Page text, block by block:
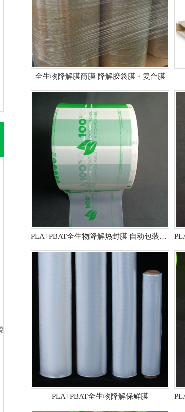
全生物降解膜筒膜 降解胶袋膜・复合膜
PLA+PBAT全生物降解热封膜 自动包装机用卷膜
PLA+PBAT全生物降解保鲜膜